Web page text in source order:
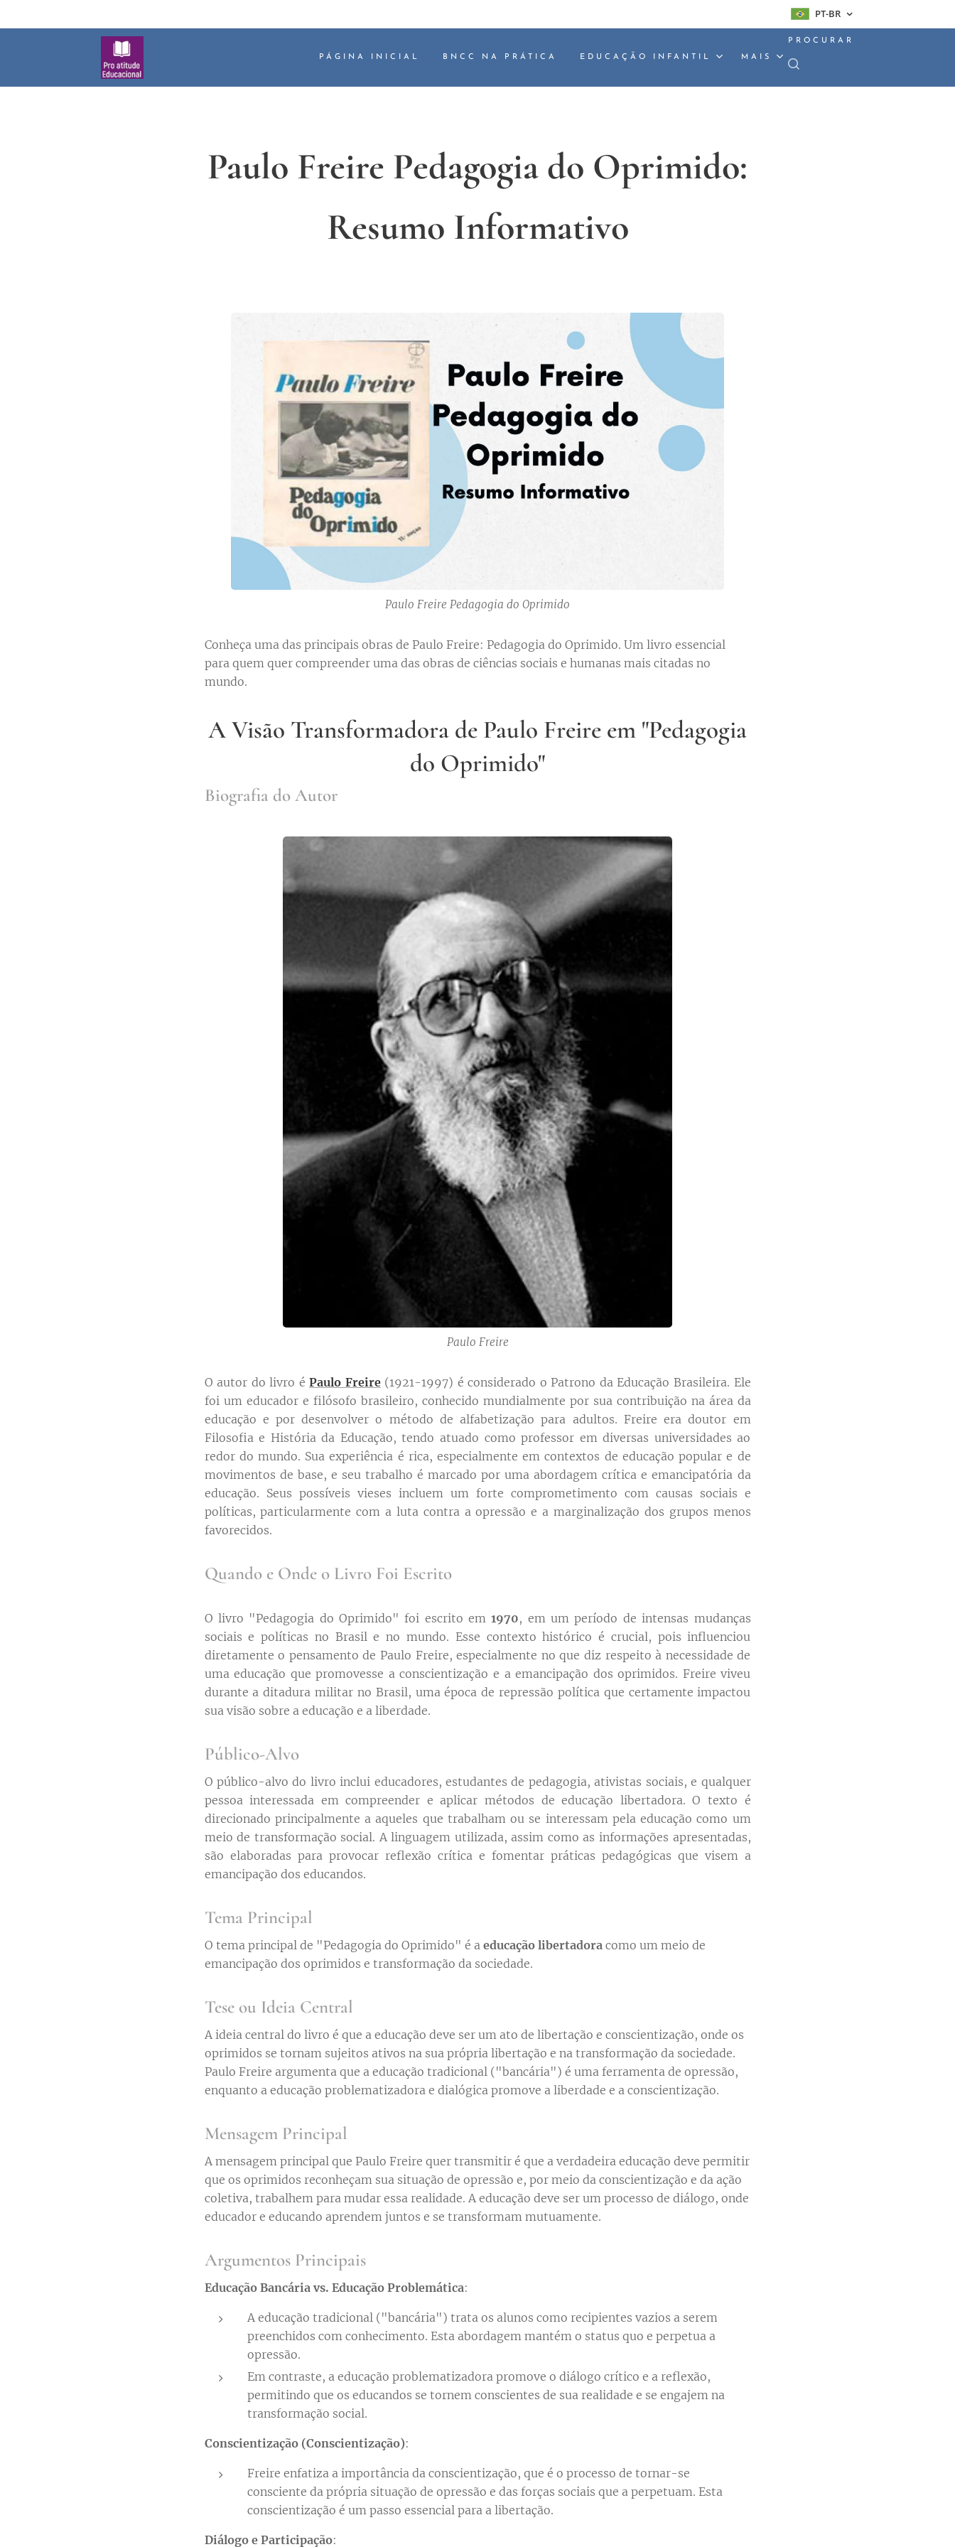
PT-BR
PÁGINA INICIAL BNCC NA PRÁTICA EDUCAÇÃO INFANTIL MAIS
PROCURAR
Paulo Freire Pedagogia do Oprimido:
Resumo Informativo
Paulo Freire Pedagogia do Oprimido
Conheça uma das principais obras de Paulo Freire: Pedagogia do Oprimido. Um livro essencial
para quem quer compreender uma das obras de ciências sociais e humanas mais citadas no
mundo.
A Visão Transformadora de Paulo Freire em "Pedagogia
do Oprimido"
Biografia do Autor
Paulo Freire
O autor do livro éPaulo Freire (1921-1997) é considerado o Patrono da Educação Brasileira. Ele
foi um educador e filósofo brasileiro, conhecido mundialmente por sua contribuição na área da
educação e por desenvolver o método de alfabetização para adultos. Freire era doutor em
Filosofia e História da Educação, tendo atuado como professor em diversas universidades ao
redor do mundo. Sua experiência é rica, especialmente em contextos de educação popular e de
movimentos de base, e seu trabalho é marcado por uma abordagem crítica e emancipatória da
educação. Seus possíveis vieses incluem um forte comprometimento com causas sociais e
políticas, particularmente com a luta contra a opressão e a marginalização dos grupos menos
favorecidos.
Quando e Onde o Livro Foi Escrito
O livro "Pedagogia do Oprimido" foi escrito em1970, em um período de intensas mudanças
sociais e políticas no Brasil e no mundo. Esse contexto histórico é crucial, pois influenciou
diretamente o pensamento de Paulo Freire, especialmente no que diz respeito à necessidade de
uma educação que promovesse a conscientização e a emancipação dos oprimidos. Freire viveu
durante a ditadura militar no Brasil, uma época de repressão política que certamente impactou
sua visão sobre a educação e a liberdade.
Público-Alvo
O público-alvo do livro inclui educadores, estudantes de pedagogia, ativistas sociais, e qualquer
pessoa interessada em compreender e aplicar métodos de educação libertadora. O texto é
direcionado principalmente a aqueles que trabalham ou se interessam pela educação como um
meio de transformação social. A linguagem utilizada, assim como as informações apresentadas,
são elaboradas para provocar reflexão crítica e fomentar práticas pedagógicas que visem a
emancipação dos educandos.
Tema Principal
O tema principal de "Pedagogia do Oprimido" é a educação libertadora como um meio de
emancipação dos oprimidos e transformação da sociedade.
Tese ou Ideia Central
A ideia central do livro é que a educação deve ser um ato de libertação e conscientização, onde os
oprimidos se tornam sujeitos ativos na sua própria libertação e na transformação da sociedade.
Paulo Freire argumenta que a educação tradicional ("bancária") é uma ferramenta de opressão,
enquanto a educação problematizadora e dialógica promove a liberdade e a conscientização.
Mensagem Principal
A mensagem principal que Paulo Freire quer transmitir é que a verdadeira educação deve permitir
que os oprimidos reconheçam sua situação de opressão e, por meio da conscientização e da ação
coletiva, trabalhem para mudar essa realidade. A educação deve ser um processo de diálogo, onde
educador e educando aprendem juntos e se transformam mutuamente.
Argumentos Principais
Educação Bancária vs. Educação Problemática:
A educação tradicional ("bancária") trata os alunos como recipientes vazios a serem
preenchidos com conhecimento. Esta abordagem mantém o status quo e perpetua a
opressão.
Em contraste, a educação problematizadora promove o diálogo crítico e a reflexão,
permitindo que os educandos se tornem conscientes de sua realidade e se engajem na
transformação social.
Conscientização (Conscientização):
Freire enfatiza a importância da conscientização, que é o processo de tornar-se
consciente da própria situação de opressão e das forças sociais que a perpetuam. Esta
conscientização é um passo essencial para a libertação.
Diálogo e Participação: